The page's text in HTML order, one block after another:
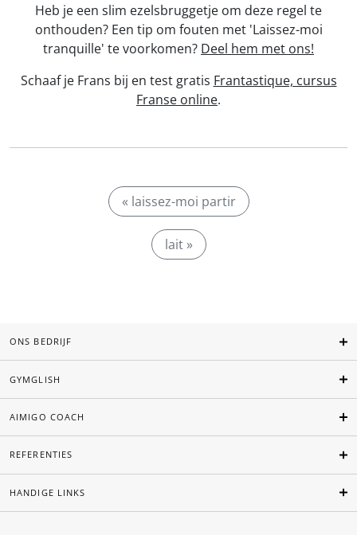
Heb je een slim ezelsbruggetje om deze regel te
onthouden? Een tip om fouten met 'Laissez-moi
tranquille' te voorkomen? Deel hem met ons!
Schaaf je Frans bij en test gratis Frantastique, cursus
Franse online.
« laissez-moi partir
lait »
ONS BEDRIJF
GYMGLISH
AIMIGO COACH
REFERENTIES
HANDIGE LINKS